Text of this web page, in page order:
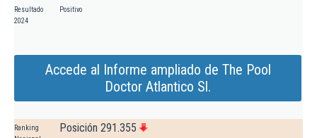
Resultado
2024
Positivo
Accede al Informe ampliado de The Pool
Doctor Atlantico Sl.
Ranking
Posición 291.355